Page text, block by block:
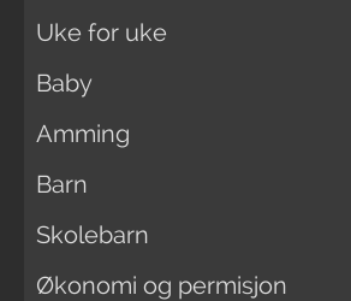
Uke for uke
Baby
Amming
Barn
Skolebarn
Økonomi og permisjon